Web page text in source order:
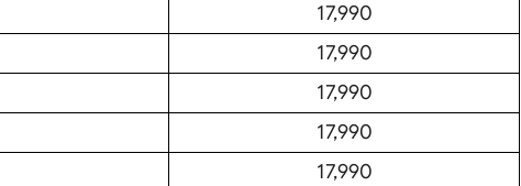
17,990
17,990
17,990
17,990
17,990